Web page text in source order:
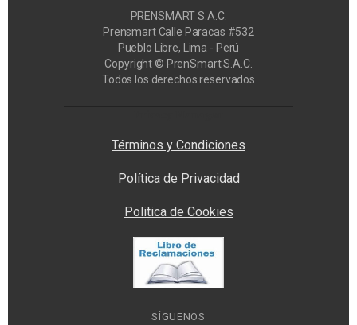
PRENSMART S.A.C.
Prensmart Calle Paracas #532
Pueblo Libre, Lima - Perú
Copyright © PrenSmart S.A.C.
Todos los derechos reservados
Términos y Condiciones
Política de Privacidad
Politica de Cookies
SÍGUENOS